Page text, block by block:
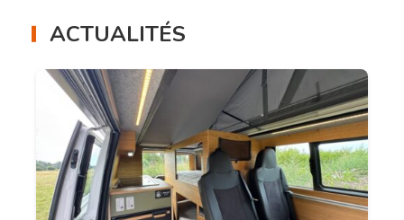
ACTUALITÉS